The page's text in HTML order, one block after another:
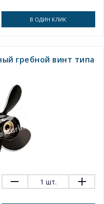
В ОДИН КЛИК
гребной винт типа
1 шт.